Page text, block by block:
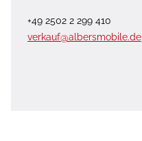
+49 2502 2 299 410
verkauf@albersmobile.de